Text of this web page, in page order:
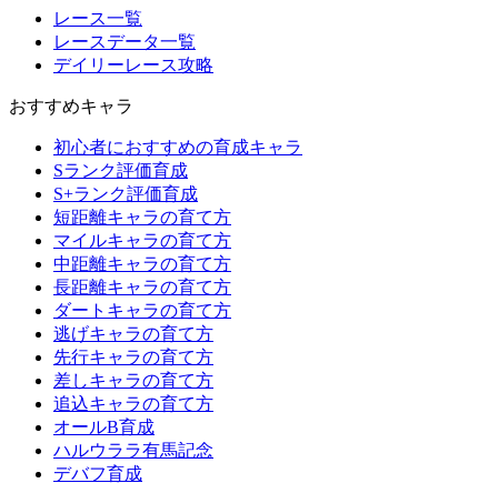
レース一覧
レースデータ一覧
デイリーレース攻略
おすすめキャラ
初心者におすすめの育成キャラ
Sランク評価育成
S+ランク評価育成
短距離キャラの育て方
マイルキャラの育て方
中距離キャラの育て方
長距離キャラの育て方
ダートキャラの育て方
逃げキャラの育て方
先行キャラの育て方
差しキャラの育て方
追込キャラの育て方
オールB育成
ハルウララ有馬記念
デバフ育成